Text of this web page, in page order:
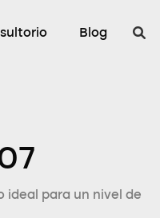
Blog
ideal para un nivel de